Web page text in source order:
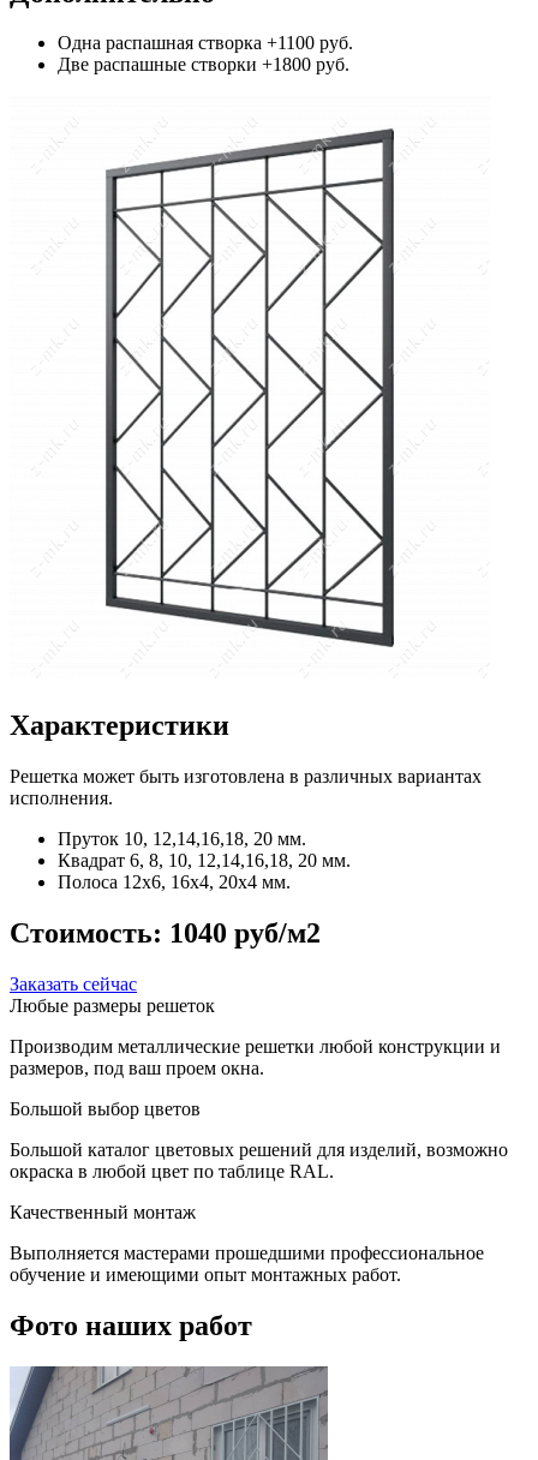
Одна распашная створка +1100 руб.
Две распашные створки +1800 руб.
Характеристики
Решетка может быть изготовлена в различных вариантах
исполнения.
Пруток 10, 12,14,16,18, 20 мм.
Квадрат 6, 8, 10, 12,14,16,18, 20 мм.
Полоса 12x6, 16x4, 20x4 мм.
Стоимость: 1040 руб/м2
Заказать сейчас
Любые размеры решеток
Производим металлические решетки любой конструкции и
размеров, под ваш проем окна.
Большой выбор цветов
Большой каталог цветовых решений для изделий, возможно
окраска в любой цвет по таблице RAL.
Качественный монтаж
Выполняется мастерами прошедшими профессиональное
обучение и имеющими опыт монтажных работ.
Фото наших работ